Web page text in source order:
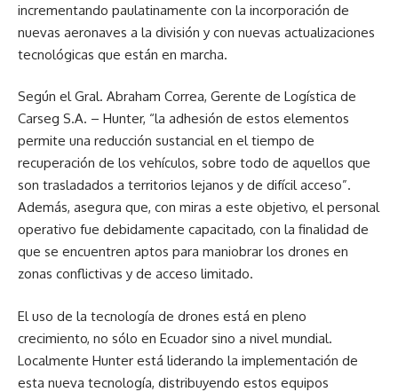
incrementando paulatinamente con la incorporación de
nuevas aeronaves a la división y con nuevas actualizaciones
tecnológicas que están en marcha.
Según el Gral. Abraham Correa, Gerente de Logística de
Carseg S.A. – Hunter, “la adhesión de estos elementos
permite una reducción sustancial en el tiempo de
recuperación de los vehículos, sobre todo de aquellos que
son trasladados a territorios lejanos y de difícil acceso”.
Además, asegura que, con miras a este objetivo, el personal
operativo fue debidamente capacitado, con la finalidad de
que se encuentren aptos para maniobrar los drones en
zonas conflictivas y de acceso limitado.
El uso de la tecnología de drones está en pleno
crecimiento, no sólo en Ecuador sino a nivel mundial.
Localmente Hunter está liderando la implementación de
esta nueva tecnología, distribuyendo estos equipos